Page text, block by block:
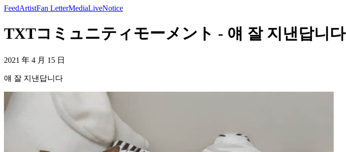
FeedArtistFan LetterMediaLiveNotice
TXTコミュニティモーメント - 얘 잘 지낸답니다
2021 年 4 月 15 日
얘 잘 지낸답니다